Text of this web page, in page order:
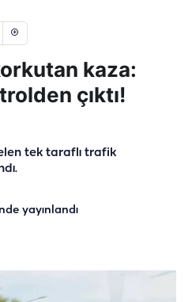
kaza:
çıktı!
tek taraflı trafik
yayınlandı